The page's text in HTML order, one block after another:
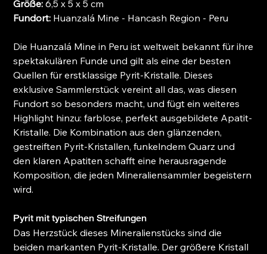
Größe: 6,5 x 5 x 5 cm
Fundort: Huanzalá Mine - Hancash Region - Peru
Die Huanzalá Mine in Peru ist weltweit bekannt für ihre
spektakulären Funde und gilt als eine der besten
Quellen für erstklassige Pyrit-Kristalle. Dieses
exklusive Sammlerstück vereint all das, was diesen
Fundort so besonders macht, und fügt ein weiteres
Highlight hinzu: farblose, perfekt ausgebildete Apatit-
Kristalle. Die Kombination aus den glänzenden,
gestreiften Pyrit-Kristallen, funkelndem Quarz und
den klaren Apatiten schafft eine herausragende
Komposition, die jeden Mineraliensammler begeistern
wird.
Pyrit mit typischen Streifungen
Das Herzstück dieses Mineralienstücks sind die
beiden markanten Pyrit-Kristalle. Der größere Kristall